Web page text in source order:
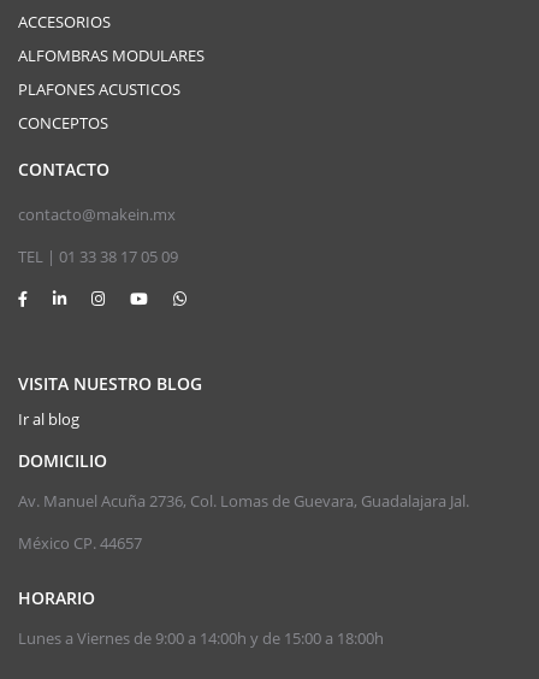
ACCESORIOS
ALFOMBRAS MODULARES
PLAFONES ACUSTICOS
CONCEPTOS
CONTACTO
contacto@makein.mx
TEL | 01 33 38 17 05 09
VISITA NUESTRO BLOG
Ir al blog
DOMICILIO
Av. Manuel Acuña 2736, Col. Lomas de Guevara, Guadalajara Jal.
México CP. 44657
HORARIO
Lunes a Viernes de 9:00 a 14:00h y de 15:00 a 18:00h